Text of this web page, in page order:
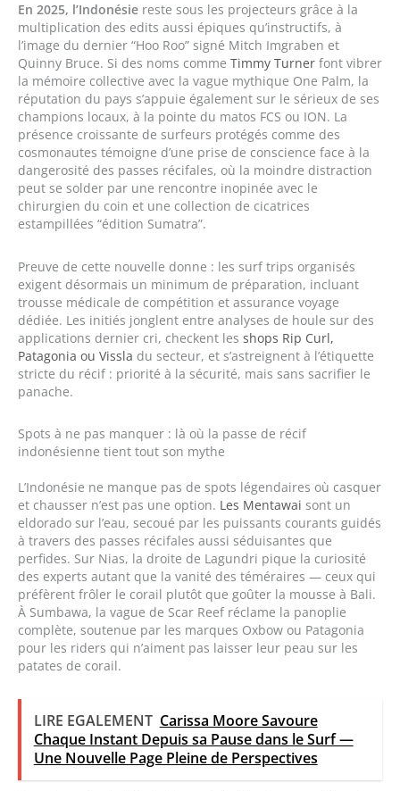
En 2025, l’Indonésie reste sous les projecteurs grâce à la
multiplication des edits aussi épiques qu’instructifs, à
l’image du dernier “Hoo Roo” signé Mitch Imgraben et
Quinny Bruce. Si des noms comme Timmy Turner font vibrer
la mémoire collective avec la vague mythique One Palm, la
réputation du pays s’appuie également sur le sérieux de ses
champions locaux, à la pointe du matos FCS ou ION. La
présence croissante de surfeurs protégés comme des
cosmonautes témoigne d’une prise de conscience face à la
dangerosité des passes récifales, où la moindre distraction
peut se solder par une rencontre inopinée avec le
chirurgien du coin et une collection de cicatrices
estampillées “édition Sumatra”.
Preuve de cette nouvelle donne : les surf trips organisés
exigent désormais un minimum de préparation, incluant
trousse médicale de compétition et assurance voyage
dédiée. Les initiés jonglent entre analyses de houle sur des
applications dernier cri, checkent les shops Rip Curl,
Patagonia ou Vissla du secteur, et s’astreignent à l’étiquette
stricte du récif : priorité à la sécurité, mais sans sacrifier le
panache.
Spots à ne pas manquer : là où la passe de récif
indonésienne tient tout son mythe
L’Indonésie ne manque pas de spots légendaires où casquer
et chausser n’est pas une option. Les Mentawai sont un
eldorado sur l’eau, secoué par les puissants courants guidés
à travers des passes récifales aussi séduisantes que
perfides. Sur Nias, la droite de Lagundri pique la curiosité
des experts autant que la vanité des téméraires — ceux qui
préfèrent frôler le corail plutôt que goûter la mousse à Bali.
À Sumbawa, la vague de Scar Reef réclame la panoplie
complète, soutenue par les marques Oxbow ou Patagonia
pour les riders qui n’aiment pas laisser leur peau sur les
patates de corail.
LIRE EGALEMENT Carissa Moore Savoure
Chaque Instant Depuis sa Pause dans le Surf —
Une Nouvelle Page Pleine de Perspectives